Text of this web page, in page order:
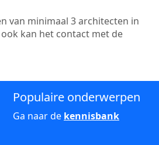
van minimaal 3 architecten in
kan het contact met de
Populaire onderwerpen
Ga naar de kennisbank